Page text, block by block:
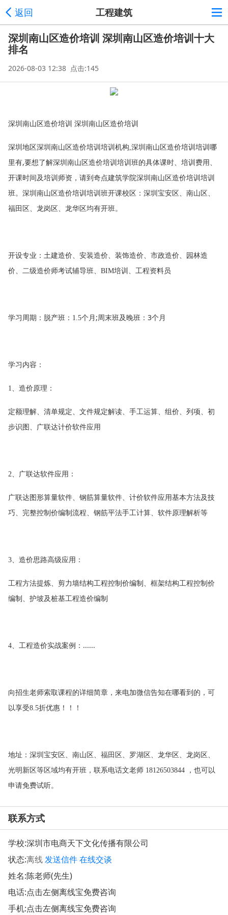
返回 工程建筑
深圳南山区造价培训 深圳南山区造价培训十大
排名
2026-08-03 12:38 点击:145
深圳南山区造价培训 深圳南山区造价培训
深圳地区深圳南山区造价培训培训机构,深圳南山区造价培训培训哪
里有,要想了解深圳南山区造价培训培训班的具体课时、培训费用、
开课时间及培训师资，请到奇点建筑学院深圳南山区造价培训培训
班。深圳南山区造价培训培训班开课校区：深圳宝安区、南山区、
福田区、龙岗区、龙华区均有开班。
开设专业：土建造价、安装造价、装饰造价、市政造价、园林造
价、二级造价师考试辅导班、
BIM培训、工程资料员
学习周期：脱产班： 1.5个月 ;周末班及晚班： 3个月
学习内容：
1、造价原理：
定额理解、清单规定、文件规定解读、手工运算、组价、列项、初
步识图、广联达计价软件应用
2、广联达软件应用：
广联达图形算量软件、钢筋算量软件、计价软件应用基本方法及技
巧、完整控制价编制流程、钢筋平法手工计算、软件原理解析等
3、造价思路高级应用：
工程方法提炼、剪力墙结构工程控制价编制、框架结构工程控制价
编制、护坡及桩基工程造价编制
4、工程造价实战案例： ......
向招生老师索取课程的详细简章，来电加微信告知在哪看到的，可
以享受8.5折优惠！！！
地址：深圳宝安区、南山区、福田区、罗湖区、龙华区、龙岗区、
光明新区等区域均有开班，联系电话文老师 18126503844
，也可以
申请免费试听。
联系方式
学校:深圳市电商天下文化传播有限公司
状态:离线发送信件在线交谈
姓名:陈老师(先生)
电话:点击左侧离线宝免费咨询
手机:点击左侧离线宝免费咨询